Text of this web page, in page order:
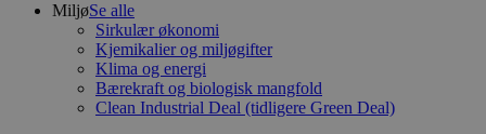
MiljøSe alle
Sirkulær økonomi
Kjemikalier og miljøgifter
Klima og energi
Bærekraft og biologisk mangfold
Clean Industrial Deal (tidligere Green Deal)